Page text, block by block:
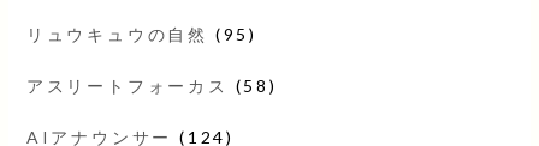
リュウキュウの自然 (95)
アスリートフォーカス (58)
AIアナウンサー (124)